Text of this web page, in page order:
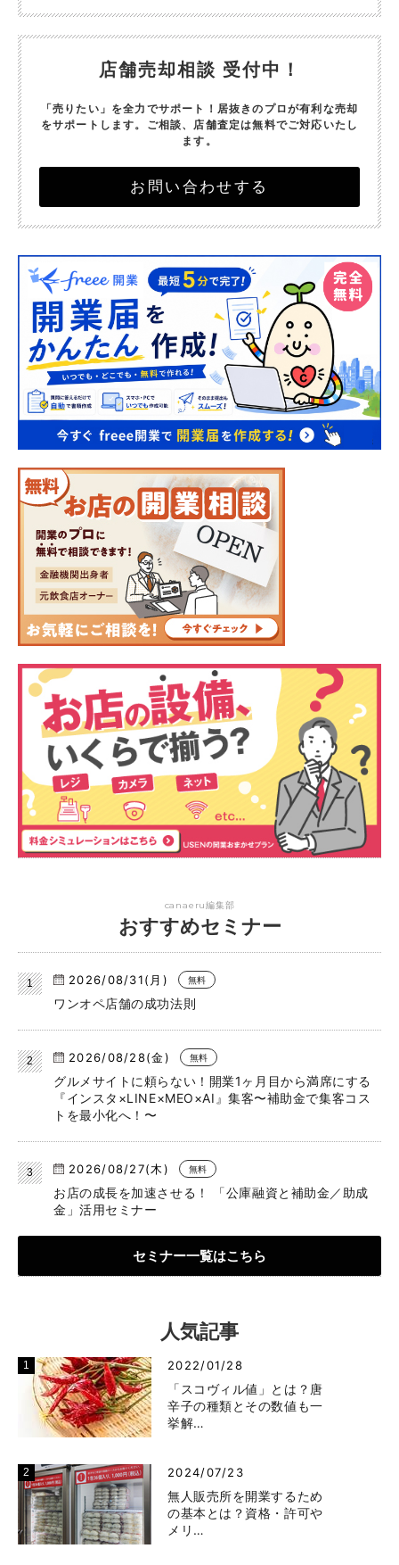
店舗売却相談 受付中！
「売りたい」を全力でサポート！ 居抜きのプロが有利な売却
をサポートします。 ご相談、店舗査定は無料でご対応いたし
ます。
お問い合わせする
canaeru編集部
おすすめセミナー
2026/08/31(月) 無料
ワンオペ店舗の成功法則
2026/08/28(金) 無料
グルメサイトに頼らない！開業1ヶ月目から満席にする
『インスタ×LINE×MEO×AI』集客〜補助金で集客コス
トを最小化へ！〜
2026/08/27(木) 無料
お店の成長を加速させる！ 「公庫融資と補助金／助成
金」活用セミナー
セミナー一覧はこちら
人気記事
2022/01/28
「スコヴィル値」とは？唐
辛子の種類とその数値も一
挙解…
2024/07/23
無人販売所を開業するため
の基本とは？資格・許可や
メリ…